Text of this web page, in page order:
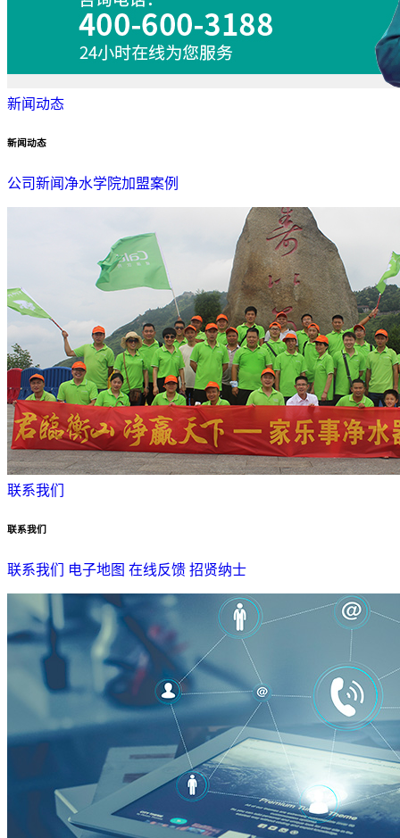
新闻动态
新闻动态
公司新闻 净水学院加盟案例
联系我们
联系我们
联系我们 电子地图 在线反馈 招贤纳士